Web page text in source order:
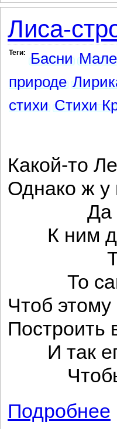
Лиса-
Теги: Басни
природе
стихи Стихи
Какой-то
Однако ж у
Да это
К ним
Так их
То сами
Чтоб
Построить
И так
Чтобы
Подробнее